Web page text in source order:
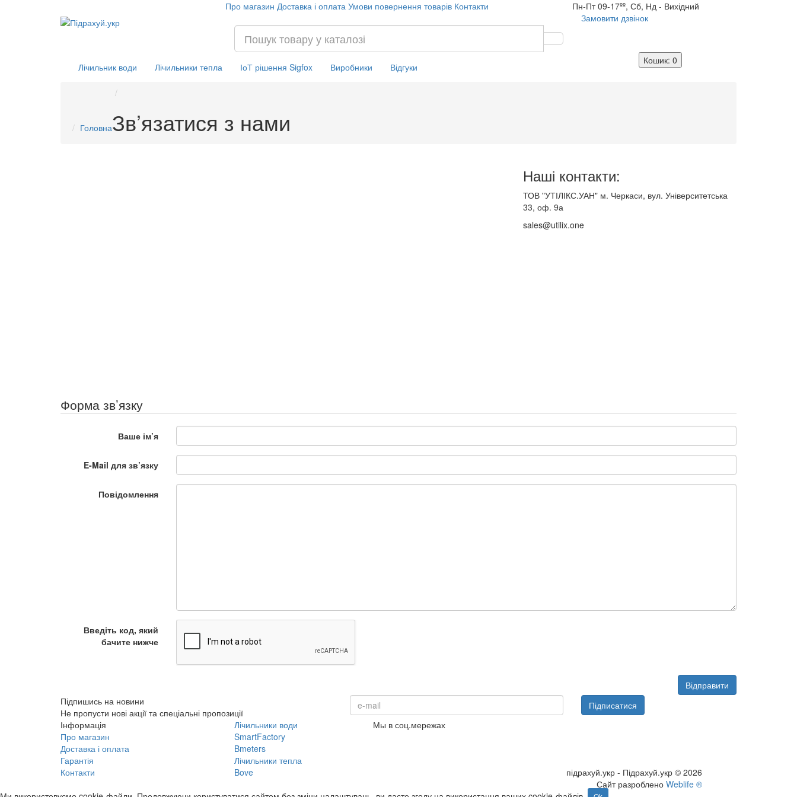
Про магазин Доставка і оплата Умови повернення товарів Контакти
Пн-Пт 09-17ºº, Сб, Нд - Вихідний
Замовити дзвінок
Лічильник води Лічильники тепла ІоТ рішення Sigfox Виробники Відгуки
Кошик: 0
ГоловнаЗв’язатися з нами
Наші контакти:
ТОВ "УТІЛІКС.УАН" м. Черкаси, вул. Університетська
33, оф. 9а
sales@utilix.one
Форма зв’язку
Ваше ім’я
E-Mail для зв’язку
Повідомлення
Введіть код, який
бачите нижче
Підпишись на новини
Не пропусти нові акції та спеціальні пропозиції
Підписатися
Інформація
Про магазин
Доставка і оплата
Гарантія
Контакти
Лічильники води
SmartFactory
Bmeters
Лічильники тепла
Bove
Мы в соц.мережах
підрахуй.укр - Підрахуй.укр © 2026
Сайт разроблено Weblife ®